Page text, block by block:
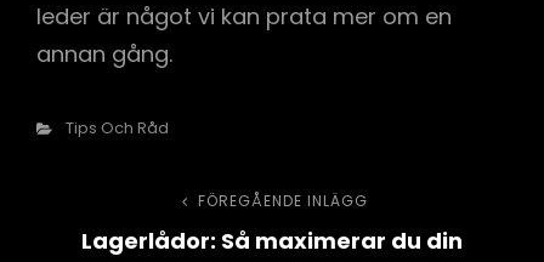
leder är något vi kan prata mer om en
annan gång.
Kategorier
Tips Och Råd
Inläggsnavigering
Föregående
inlägg
FÖREGÅENDE INLÄGG
Lagerlådor: Så maximerar du din